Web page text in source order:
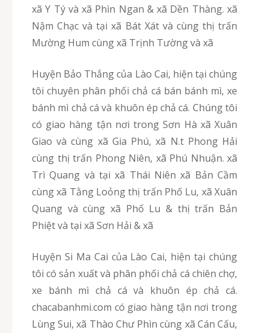
xã Y Tý và xã Phìn Ngan & xã Dền Thàng. xã
Nậm Chạc và tại xã Bát Xát và cùng thị trấn
Mường Hum cùng xã Trịnh Tường và xã
Huyện Bảo Thắng của Lào Cai, hiện tại chúng
tôi chuyên phân phối chả cá bán bánh mì, xe
bánh mì chả cá và khuôn ép chả cá. Chúng tôi
có giao hàng tận nơi trong Sơn Hà xã Xuân
Giao và cùng xã Gia Phú, xã N.t Phong Hải
cùng thị trấn Phong Niên, xã Phú Nhuận. xã
Trì Quang và tại xã Thái Niên xã Bản Cầm
cùng xã Tằng Loỏng thị trấn Phố Lu, xã Xuân
Quang và cùng xã Phố Lu & thị trấn Bản
Phiệt và tại xã Sơn Hải & xã
Huyện Si Ma Cai của Lào Cai, hiện tại chúng
tôi có sản xuất và phân phối chả cá chiên chợ,
xe bánh mì chả cá và khuôn ép chả cá.
chacabanhmi.com có giao hàng tận nơi trong
Lùng Sui, xã Thào Chư Phìn cùng xã Cán Cấu,